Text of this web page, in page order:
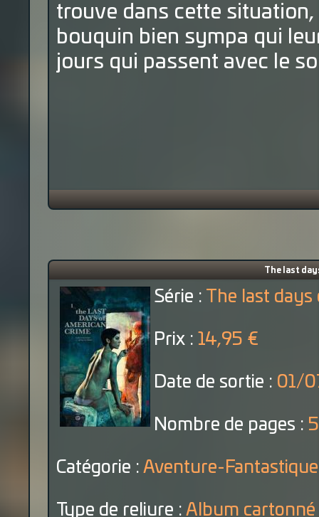
trouve dans cette
bouquin bien sympa qui
jours qui passent avec le
The last
Série : The last
Prix : 14,95 €
Date de sortie : 01/
Nombre de pages :
Catégorie : Aventure-Fantastique
Type de reliure : Album cartonné